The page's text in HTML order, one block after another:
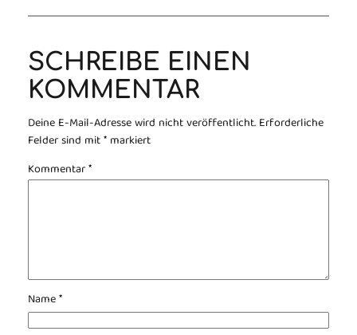
SCHREIBE EINEN
KOMMENTAR
Deine E-Mail-Adresse wird nicht veröffentlicht. Erforderliche
Felder sind mit*markiert
Kommentar*
Name*